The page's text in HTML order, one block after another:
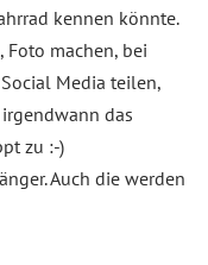
kennen könnte.
Foto machen, bei
Media teilen,
das
zu :-)
Auch die werden